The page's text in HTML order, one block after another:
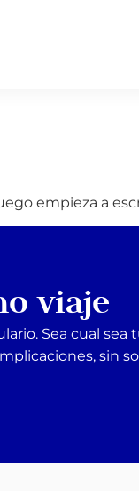
empieza a
viaje
Sea cual sea
sin